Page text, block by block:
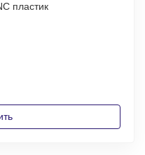
Эдмунд Хиллари» UNC пластик